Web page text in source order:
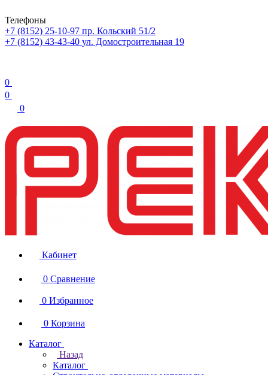
Телефоны
+7 (8152) 25-10-97 пр. Кольский 51/2
+7 (8152) 43-43-40 ул. Домостроительная 19
0
0
0
Кабинет
0 Сравнение
0 Избранное
0 Корзина
Каталог
Назад
Каталог